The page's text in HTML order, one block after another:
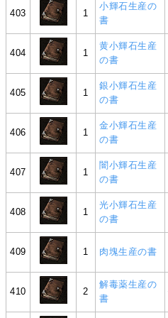
403 1
小輝石生産の
書
404 1
黄小輝石生産
の書
405 1
銀小輝石生産
の書
406 1
金小輝石生産
の書
407 1
闇小輝石生産
の書
408 1
光小輝石生産
の書
409 1 肉塊生産の書
410 2
解毒薬生産の
書